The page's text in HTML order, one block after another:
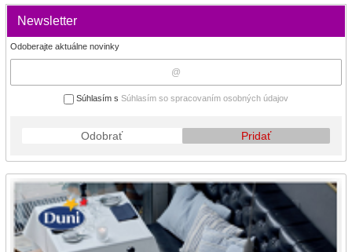
Newsletter
Odoberajte aktuálne novinky
Súhlasím s Súhlasím so spracovaním osobných údajov
Odobrať Pridať